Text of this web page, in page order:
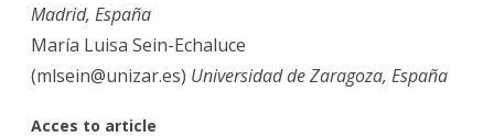
Madrid, España
María Luisa Sein-Echaluce
(mlsein@unizar.es) Universidad de Zaragoza, España
Acces to article